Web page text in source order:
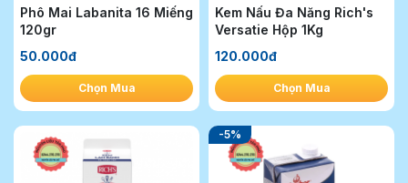
Phô Mai Labanita 16 Miếng
120gr
50.000đ
Chọn Mua
Kem Nấu Đa Năng Rich's
Versatie Hộp 1Kg
120.000đ
Chọn Mua
-5%